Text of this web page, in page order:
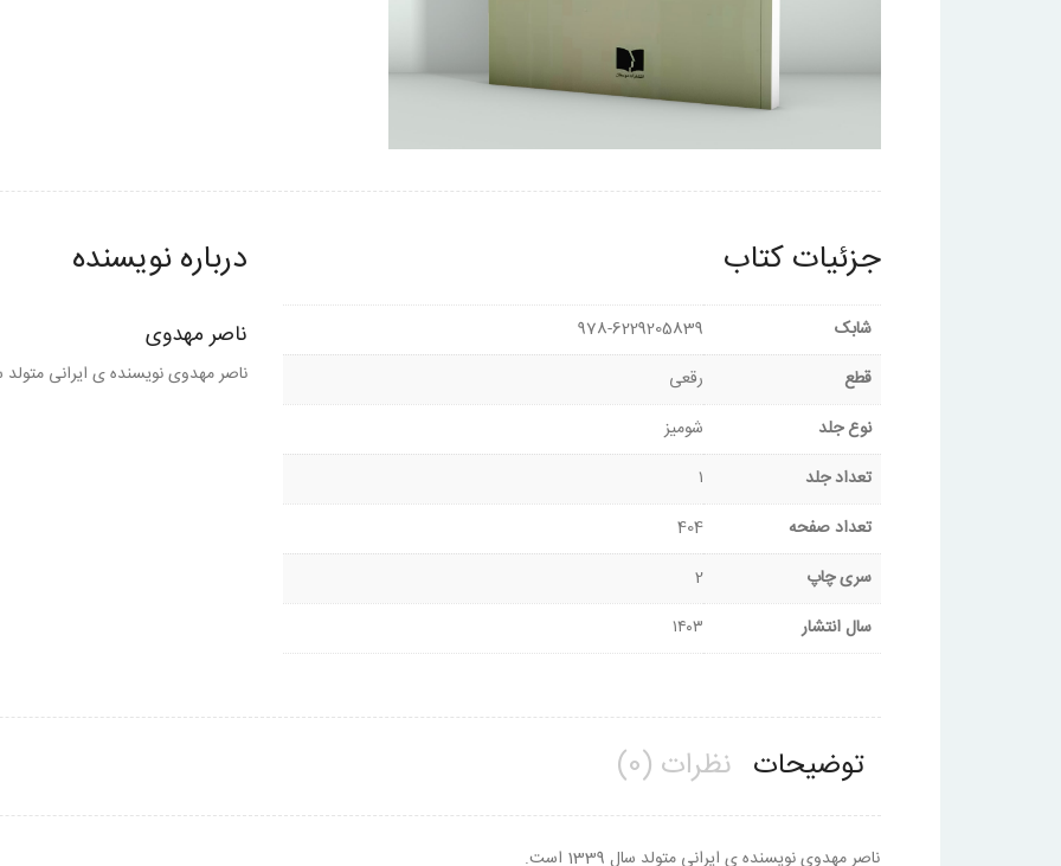
جزئیات کتاب
شابک
978-6229205839
قطع
رقعی
نوع جلد
شومیز
تعداد جلد
۱
تعداد صفحه
404
سری چاپ
2
سال انتشار
۱۴۰۳
درباره نویسنده
ناصر مهدوی
ناصر مهدوی نویسنده ی ایرانی متولد سال
توضیحات نظرات (0)
ناصر مهدوی نویسنده ی ایرانی متولد سال 1339 است.